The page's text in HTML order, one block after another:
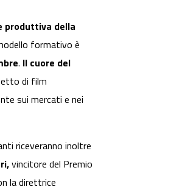
produttiva della
formativo è
. Il cuore del
di film
sui mercati e nei
riceveranno inoltre
vincitore del Premio
la direttrice